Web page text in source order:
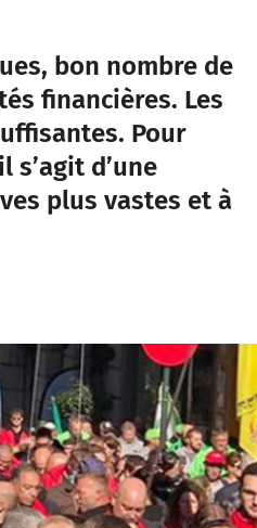
bon nombre de
financières. Les
Pour
s’agit d’une
plus vastes et à